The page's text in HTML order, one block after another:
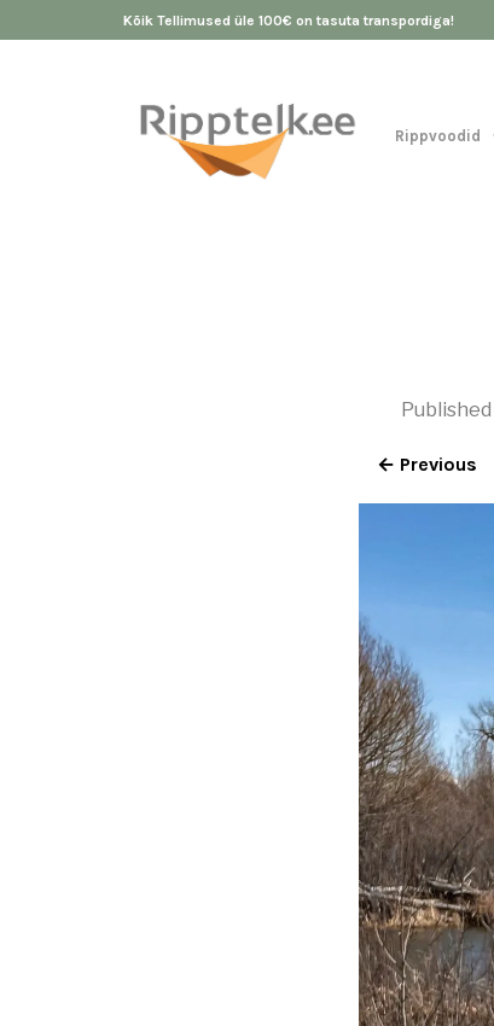
Kõik Tellimused üle 100€ on tasuta transpordiga!
Rippvoodid
Published
← Previous